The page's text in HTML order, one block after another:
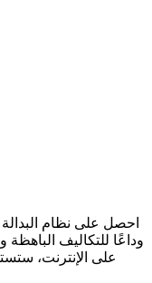
احصل على نظام البدالة
وداعًا للتكاليف الباهظة
على الإنترنت،